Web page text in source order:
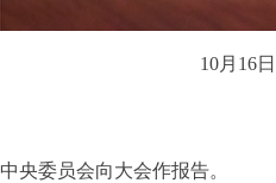
10月16
央委员会向大会作报告。